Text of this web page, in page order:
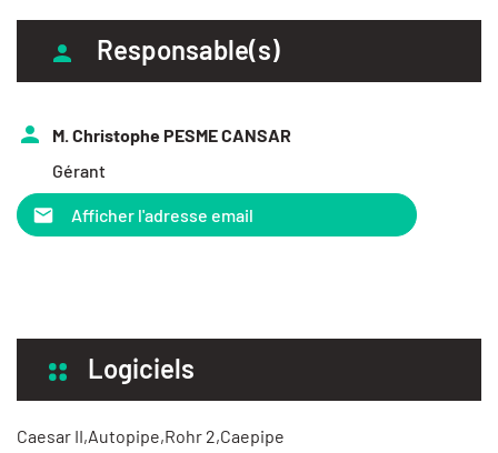
Responsable(s)
M. Christophe PESME CANSAR
Gérant
Afficher l'adresse email
Logiciels
Caesar II,Autopipe,Rohr 2,Caepipe